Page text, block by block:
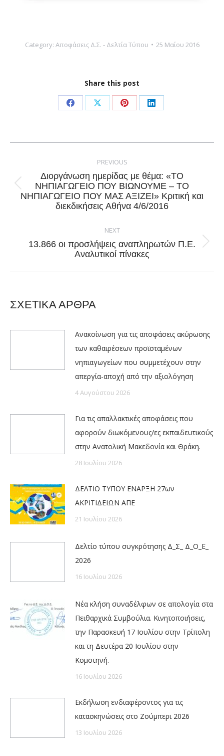
Category: Αποφάσεις Δ.Σ. - Δελτία Τύπου 25 Μαΐου 2016
Share this post
Share
Facebook
Share
X
Share
Pinterest
Share
LinkedIn
PREVIOUS
Previous
post:
Διοργάνωση ημερίδας με θέμα: «ΤΟ
ΝΗΠΙΑΓΩΓΕΙΟ ΠΟΥ ΒΙΩΝΟΥΜΕ – ΤΟ
ΝΗΠΙΑΓΩΓΕΙΟ ΠΟΥ ΜΑΣ ΑΞΙΖΕΙ» Κριτική και
διεκδικήσεις Αθήνα 4/6/2016
NEXT
Next
13.866 οι προσλήψεις αναπληρωτών Π.Ε.
Αναλυτικοί πίνακες
ΣΧΕΤΙΚΑ ΑΡΘΡΑ
Ανακοίνωση για τις αποφάσεις ακύρωσης
των καθαιρέσεων προϊσταμένων
νηπιαγωγείων που συμμετέχουν στην
απεργία-αποχή από την αξιολόγηση
4 Αυγούστου 2026
Για τις απαλλακτικές αποφάσεις που
αφορούν διωκόμενους/ες εκπαιδευτικούς
στην Ανατολική Μακεδονία και Θράκη.
28 Ιουλίου 2026
ΔΕΛΤΙΟ ΤΥΠΟΥ ΕΝΑΡΞΗ 27ων
ΑΚΡΙΤΙΔΕΙΩΝ ΑΠΕ
21 Ιουλίου 2026
Δελτίο τύπου συγκρότησης Δ_Σ_ Δ_Ο_Ε_
2026
16 Ιουλίου 2026
Νέα κλήση συναδέλφων σε απολογία στα
Πειθαρχικά Συμβούλια. Κινητοποιήσεις,
την Παρασκευή 17 Ιουλίου στην Τρίπολη
και τη Δευτέρα 20 Ιουλίου στην
Κομοτηνή.
16 Ιουλίου 2026
Εκδήλωση ενδιαφέροντος για τις
κατασκηνώσεις στο Ζούμπερι 2026
13 Ιουλίου 2026